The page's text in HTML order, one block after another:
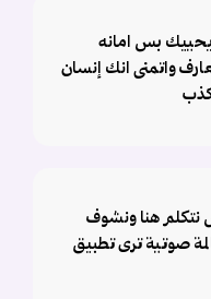
بس امانه
واتمنى انك إنسان
نتكلم هنا ونشوف
صوتية ترى تطبيق